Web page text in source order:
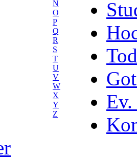
N
O
P
Q
R
S
T
U
V
W
X
Y
Z
Ev.